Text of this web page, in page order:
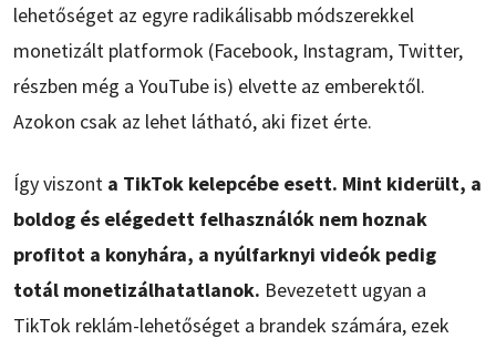
lehetőséget az egyre radikálisabb módszerekkel
monetizált platformok (Facebook, Instagram, Twitter,
részben még a YouTube is) elvette az emberektől.
Azokon csak az lehet látható, aki fizet érte.
Így viszont a TikTok kelepcébe esett. Mint kiderült, a
boldog és elégedett felhasználók nem hoznak
profitot a konyhára, a nyúlfarknyi videók pedig
totál monetizálhatatlanok. Bevezetett ugyan a
TikTok reklám-lehetőséget a brandek számára, ezek